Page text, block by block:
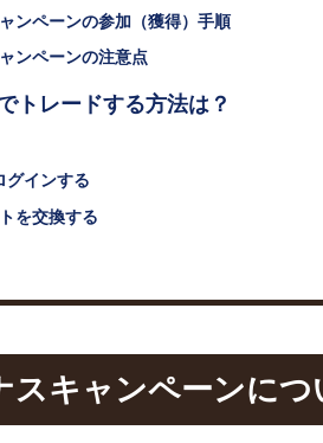
ンペーンの参加（獲得）手順
ンペーンの注意点
トレードする方法は？
グインする
を交換する
スキャンペーンにつ